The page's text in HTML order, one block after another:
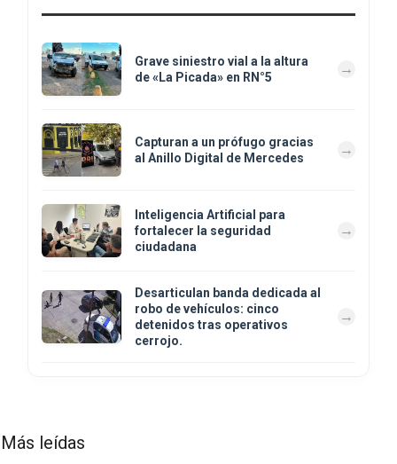
Grave siniestro vial a la altura
de «La Picada» en RN°5
Capturan a un prófugo gracias
al Anillo Digital de Mercedes
Inteligencia Artificial para
fortalecer la seguridad
ciudadana
Desarticulan banda dedicada al
robo de vehículos: cinco
detenidos tras operativos
cerrojo.
Más leídas